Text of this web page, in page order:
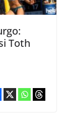
Toth